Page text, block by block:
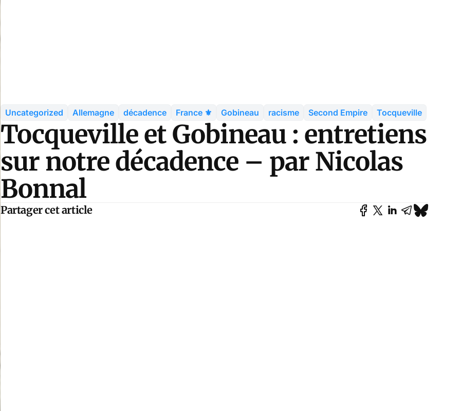
Uncategorized Allemagne décadence France ⚜️ Gobineau racisme Second Empire Tocqueville
Tocqueville et Gobineau : entretiens
sur notre décadence – par Nicolas
Bonnal
Partager cet article